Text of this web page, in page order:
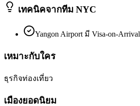
เทคนิคจากทีม NYC
Yangon Airport มี Visa-on-Arrival
เหมาะกับใคร
ธุรกิจท่องเที่ยว
เมืองยอดนิยม